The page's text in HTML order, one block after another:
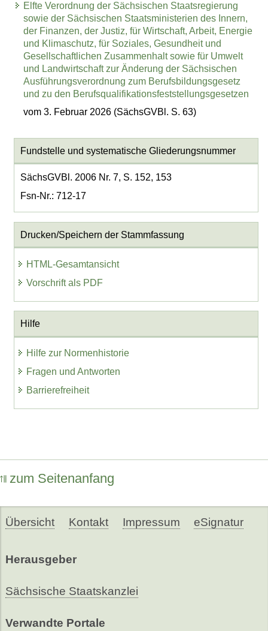
Elfte Verordnung der Sächsischen Staatsregierung
sowie der Sächsischen Staatsministerien des Innern,
der Finanzen, der Justiz, für Wirtschaft, Arbeit, Energie
und Klimaschutz, für Soziales, Gesundheit und
Gesellschaftlichen Zusammenhalt sowie für Umwelt
und Landwirtschaft zur Änderung der Sächsischen
Ausführungsverordnung zum Berufsbildungsgesetz
und zu den Berufsqualifikationsfeststellungsgesetzen
vom 3. Februar 2026 (SächsGVBl. S. 63)
Fundstelle und systematische Gliederungsnummer
SächsGVBl. 2006 Nr. 7, S. 152, 153
Fsn-Nr.: 712-17
Drucken/Speichern der Stammfassung
HTML-Gesamtansicht
Vorschrift als PDF
Hilfe
Hilfe zur Normenhistorie
Fragen und Antworten
Barrierefreiheit
zum Seitenanfang
Übersicht Kontakt Impressum eSignatur
Herausgeber
Sächsische Staatskanzlei
Verwandte Portale